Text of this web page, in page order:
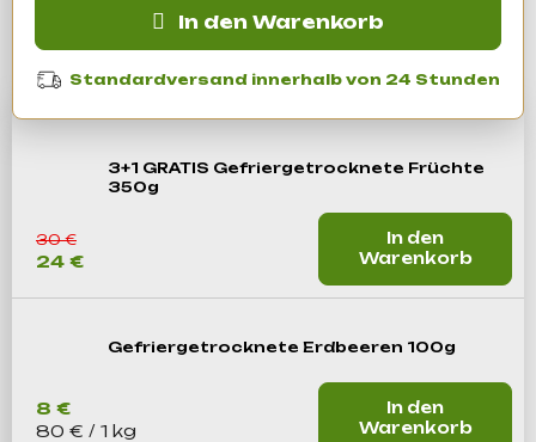
3+1 GRATIS Gefriergetrocknete Früchte
350g
30 €
24 €
In den
Warenkorb
Gefriergetrocknete Erdbeeren 100g
8 €
Verkaufspreis:
80 € / 1 kg
In den
Warenkorb
In den Warenkorb
Standardversand innerhalb von 24 Stunden
e
m
p
f
e
n